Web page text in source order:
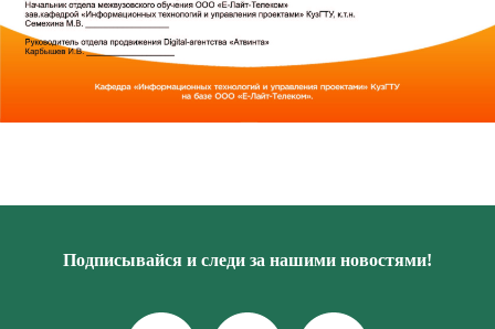
Подписывайся и следи за нашими новостями!